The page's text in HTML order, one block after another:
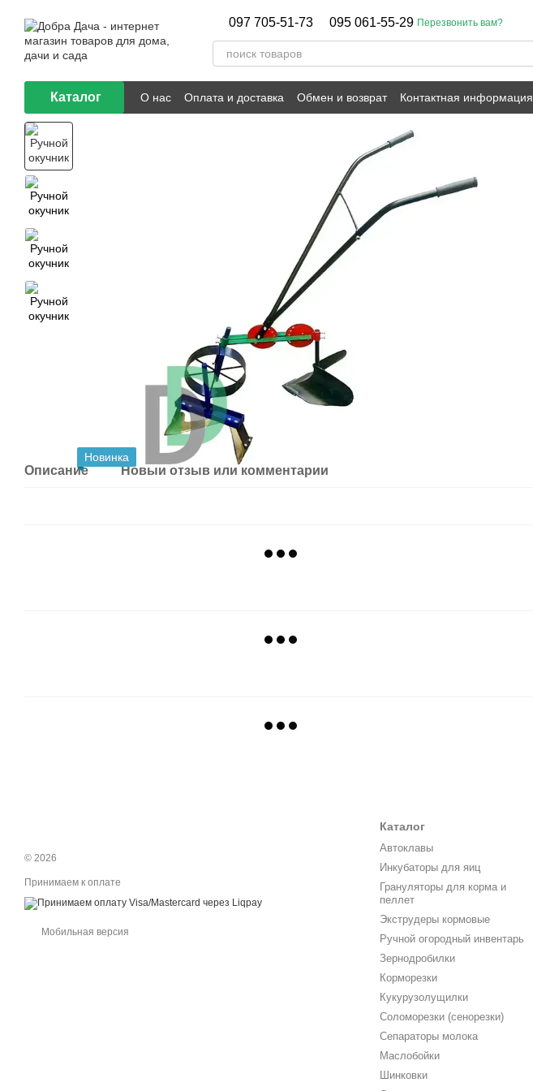
097 705-51-73 095 061-55-29 Перезвонить вам?
Каталог О нас Оплата и доставка Обмен и возврат Контактная информация
Новинка
Описание Новый отзыв или комментарий
© 2026
Принимаем к оплате
Мобильная версия
Каталог
Автоклавы
Инкубаторы для яиц
Грануляторы для корма и
пеллет
Экструдеры кормовые
Ручной огородный инвентарь
Зернодробилки
Корморезки
Кукурузолущилки
Соломорезки (сенорезки)
Сепараторы молока
Маслобойки
Шинковки